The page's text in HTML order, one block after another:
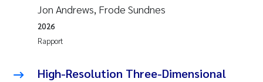
Jon Andrews, Frode Sundnes
Rapport
2026
High-Resolution Three-Dimensional